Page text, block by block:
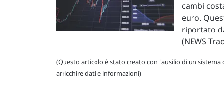
cambi
euro.
riportato
(NEWS
(Questo articolo è stato creato con l'ausilio di un
arricchire dati e informazioni)